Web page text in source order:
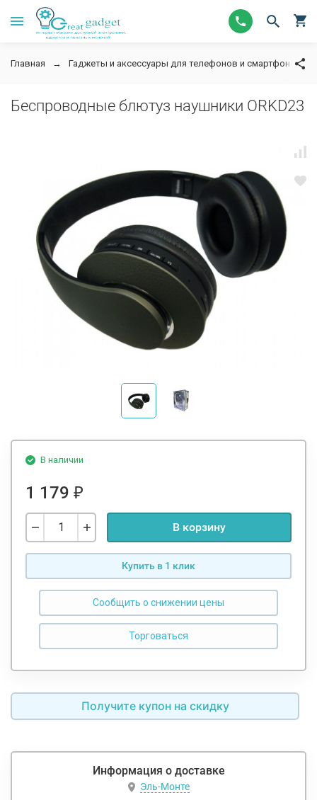
Главная Гаджеты и аксессуары для телефонов и смартфонов
Беспроводные блютуз наушники ORKD23
В наличии
1 179 ₽
В корзину
Купить в 1 клик
Сообщить о снижении цены
Получите купон на скидку
Информация о доставке
Эль-Монте